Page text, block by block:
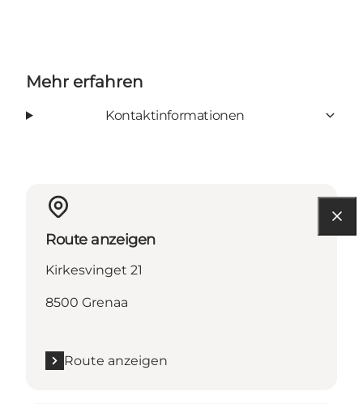
Mehr erfahren
Kontaktinformationen
Route anzeigen
Kirkesvinget 21
8500 Grenaa
Route anzeigen